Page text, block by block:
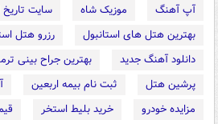
آپ آهنگ موزیک شاه
سایت تاریخ
بهترین هتل های استانبول
رزرو هتل
دانلود آهنگ جدید
بهترین جراح بینی
پرشین هتل
ثبت نام بیمه اربعین
مزایده خودرو
خرید بلیط استخر